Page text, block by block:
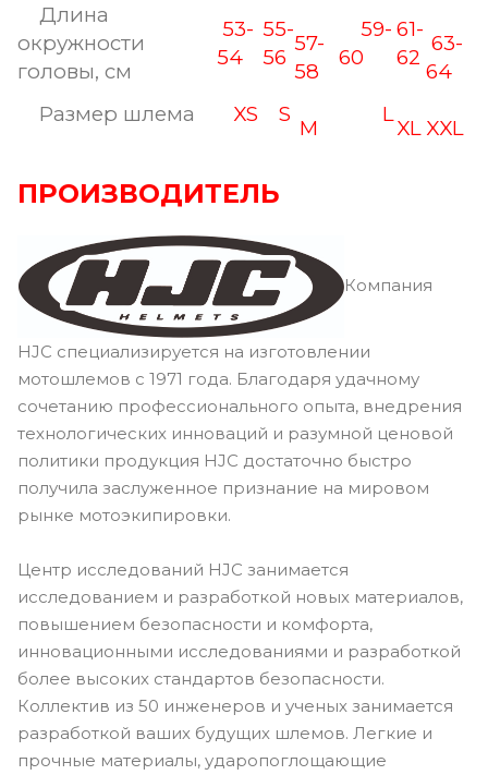
Длина
окружности
головы, см
53-
54
55-
56
57-
58
59-
60
61-
62
63-
64
Размер шлема
XS S
M
L
XL XXL
ПРОИЗВОДИТЕЛЬ
Компания
HJC специализируется на изготовлении
мотошлемов с 1971 года. Благодаря удачному
сочетанию профессионального опыта, внедрения
технологических инноваций и разумной ценовой
политики продукция HJC достаточно быстро
получила заслуженное признание на мировом
рынке мотоэкипировки.
Центр исследований HJC занимается
исследованием и разработкой новых материалов,
повышением безопасности и комфорта,
инновационными исследованиями и разработкой
более высоких стандартов безопасности.
Коллектив из 50 инженеров и ученых занимается
разработкой ваших будущих шлемов. Легкие и
прочные материалы, ударопоглощающие